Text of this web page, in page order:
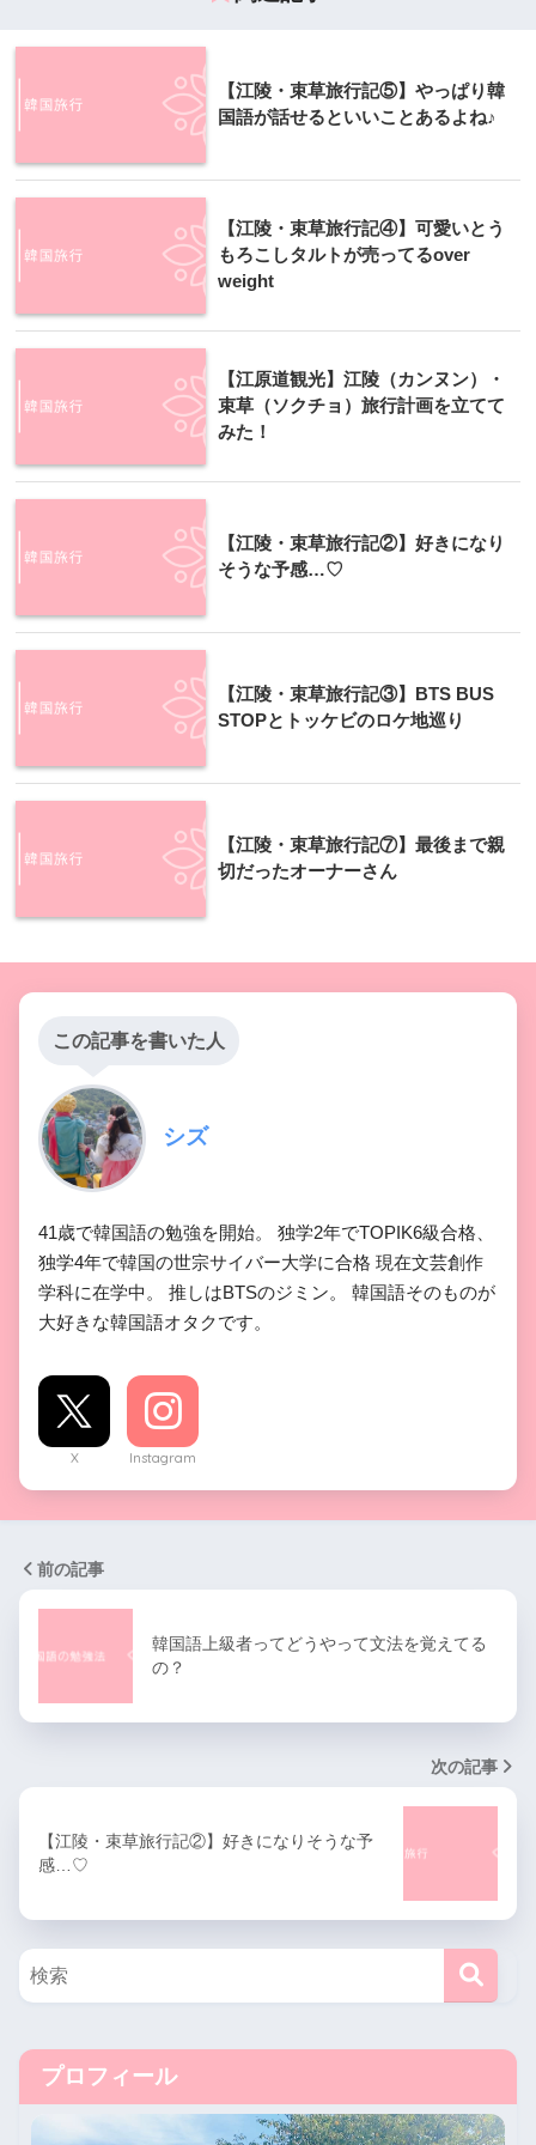
【江陵・束草旅行記⑤】やっぱり韓
国語が話せるといいことあるよね♪
【江陵・束草旅行記④】可愛いとう
もろこしタルトが売ってるover
weight
【江原道観光】江陵（カンヌン）・
束草（ソクチョ）旅行計画を立てて
みた！
【江陵・束草旅行記②】好きになり
そうな予感…♡
【江陵・束草旅行記③】BTS BUS
STOPとトッケビのロケ地巡り
【江陵・束草旅行記⑦】最後まで親
切だったオーナーさん
この記事を書いた人
シズ
41歳で韓国語の勉強を開始。 独学2年でTOPIK6級合格、
独学4年で韓国の世宗サイバー大学に合格 現在文芸創作
学科に在学中。 推しはBTSのジミン。 韓国語そのものが
大好きな韓国語オタクです。
X Instagram
前の記事
韓国語上級者ってどうやって文法を覚えてる
の？
次の記事
【江陵・束草旅行記②】好きになりそうな予
感…♡
プロフィール